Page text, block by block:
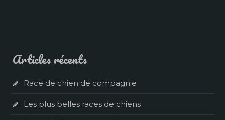
Articles récents
Race de chien de compagnie
Les plus belles races de chiens